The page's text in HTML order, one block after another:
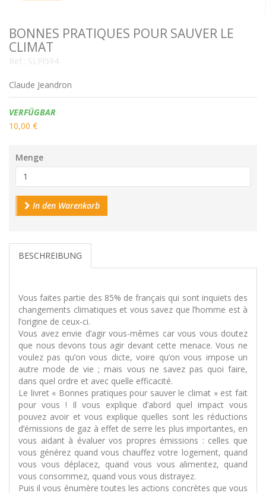
BONNES PRATIQUES POUR SAUVER LE
CLIMAT
Ref.: SLPl594
Claude Jeandron
Verfügbarkeit:
VERFÜGBAR
10,00 €
Menge
In den Warenkorb
BESCHREIBUNG
Vous faites partie des 85% de français qui sont inquiets des
changements climatiques et vous savez que l’homme est à
l’origine de ceux-ci.
Vous avez envie d’agir vous-mêmes car vous vous doutez
que nous devons tous agir devant cette menace. Vous ne
voulez pas qu’on vous dicte, voire qu’on vous impose un
autre mode de vie ; mais vous ne savez pas quoi faire,
dans quel ordre et avec quelle efficacité.
Le livret « Bonnes pratiques pour sauver le climat » est fait
pour vous ! Il vous explique d’abord quel impact vous
pouvez avoir et vous explique quelles sont les réductions
d’émissions de gaz à effet de serre les plus importantes, en
vous aidant à évaluer vos propres émissions : celles que
vous générez quand vous chauffez votre logement, quand
vous vous déplacez, quand vous vous alimentez, quand
vous consommez, quand vous vous distrayez.
Puis il vous énumère toutes les actions concrètes que vous